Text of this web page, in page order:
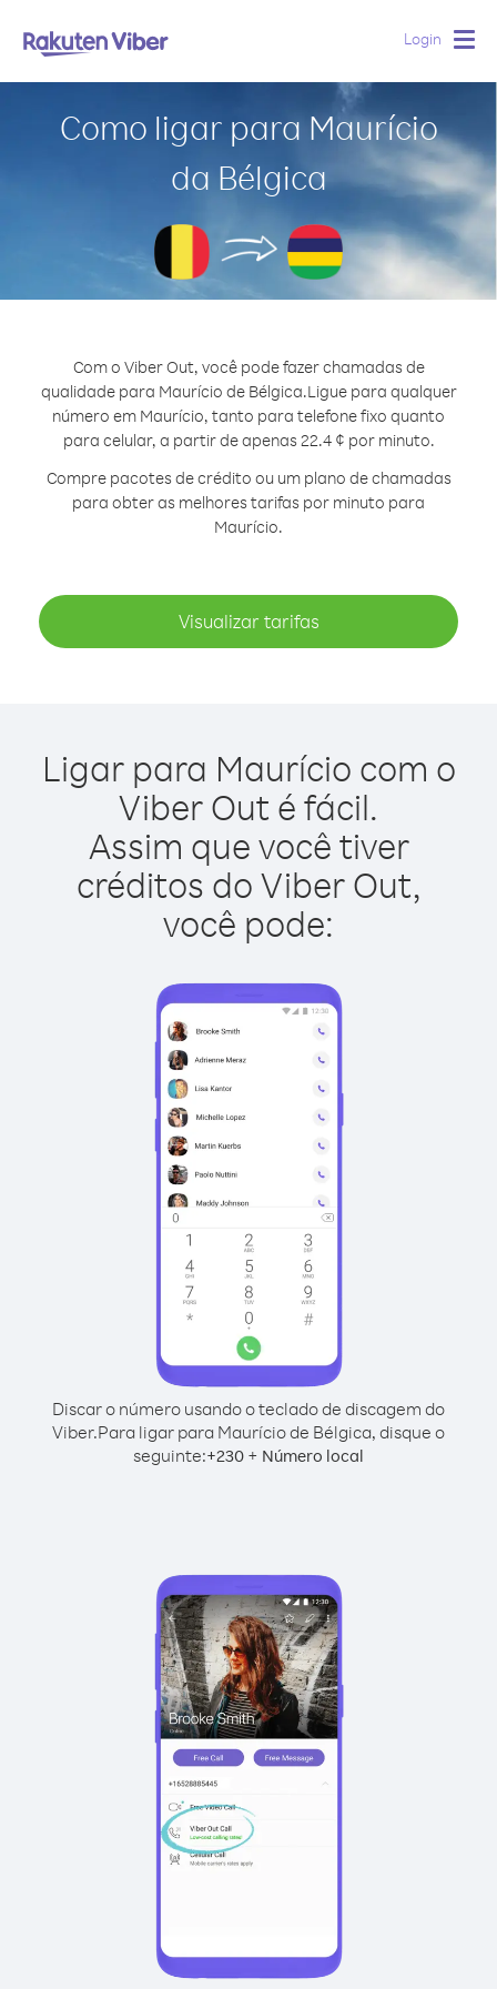
Login
Como ligar para Maurício
da Bélgica
Com o Viber Out, você pode fazer chamadas de
qualidade para Maurício de Bélgica.Ligue para qualquer
número em Maurício, tanto para telefone fixo quanto
para celular, a partir de apenas 22.4 ¢ por minuto.
Compre pacotes de crédito ou um plano de chamadas
para obter as melhores tarifas por minuto para
Maurício.
Visualizar tarifas
Ligar para Maurício com o
Viber Out é fácil.
Assim que você tiver
créditos do Viber Out,
você pode:
Discar o número usando o teclado de discagem do
Viber.Para ligar para Maurício de Bélgica, disque o
seguinte:+230 + Número local